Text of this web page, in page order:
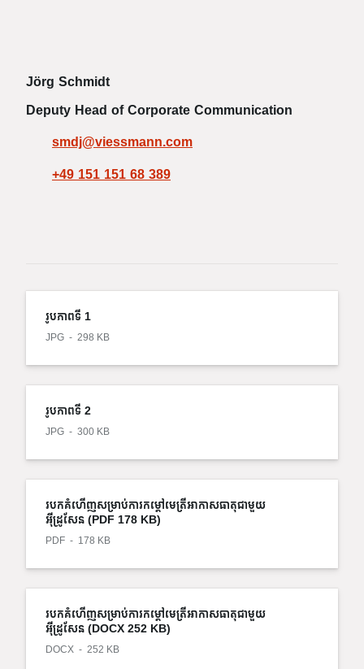
Jörg Schmidt
Deputy Head of Corporate Communication
smdj@viessmann.com
+49 151 151 68 389
រូបភាពទី 1
JPG 298 KB
រូបភាពទី 2
JPG 300 KB
របកគំហើញសម្រាប់ការកម្ដៅមេត្រីអាកាសធាតុជាមួយ
អ៊ីដ្រូសែន (PDF 178 KB)
PDF 178 KB
របកគំហើញសម្រាប់ការកម្ដៅមេត្រីអាកាសធាតុជាមួយ
អ៊ីដ្រូសែន (DOCX 252 KB)
DOCX 252 KB